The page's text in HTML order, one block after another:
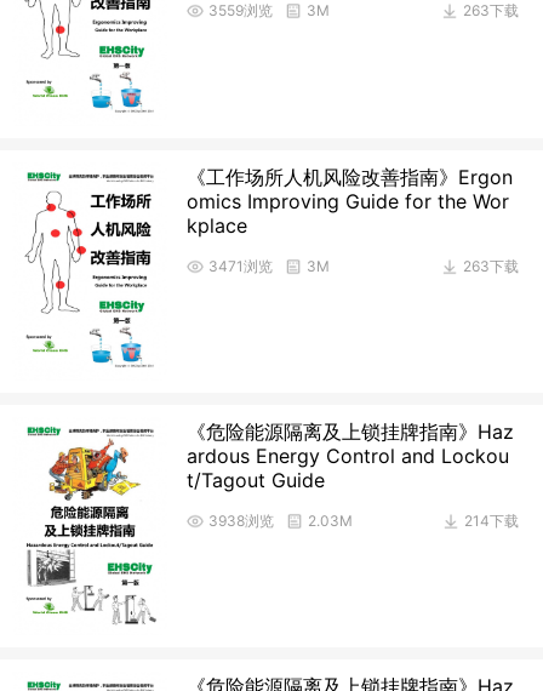
263下载
3559浏览 3M
《工作场所人机风险改善指南》Ergon
omics Improving Guide for the Wor
kplace
263下载
3471浏览 3M
《危险能源隔离及上锁挂牌指南》Haz
ardous Energy Control and Lockou
t/Tagout Guide
214下载
3938浏览 2.03M